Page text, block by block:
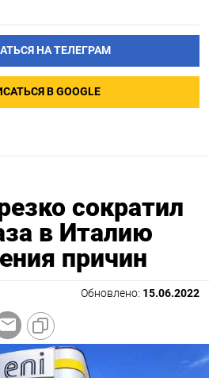
НА ТЕЛЕГРАМ
В GOOGLE
сократил
в Италию
причин
Обновлено: 15.06.2022